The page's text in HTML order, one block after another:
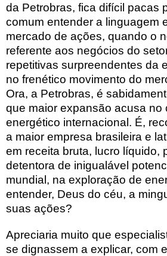
da Petrobras, fica difícil pacas
comum entender a linguagem
mercado de ações, quando o
referente aos negócios do
repetitivas surpreendentes da
no frenético movimento do
Ora, a Petrobras, é
que maior expansão acusa no
energético internacional. É,
a maior empresa brasileira e
em receita bruta, lucro líquido,
detentora de inigualável
mundial, na exploração de
entender, Deus do céu, a
suas ações?
Apreciaria muito que
se dignassem a explicar, com